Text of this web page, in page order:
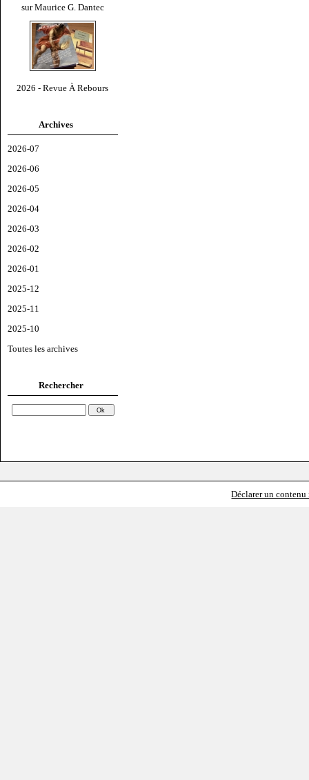
sur Maurice G. Dantec
2026 - Revue À Rebours
Archives
2026-07
2026-06
2026-05
2026-04
2026-03
2026-02
2026-01
2025-12
2025-11
2025-10
Toutes les archives
Rechercher
Déclarer un